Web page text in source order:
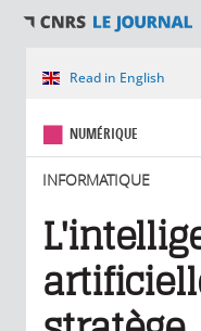
SECTIONS
Vous êtes ici
Read in English
NUMÉRIQUE
INFORMATIQUE